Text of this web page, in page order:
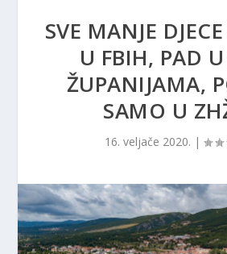
SVE MANJE
U FBIH, PAD
ŽUPANIJAMA,
SAMO U
16. veljače 2020. |